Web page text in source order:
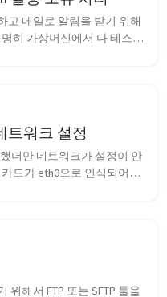
고 메일로 알림을 받기 위해
히 가상머신에서 다 테스트
트워크 설정
더만 네트워크가 설정이 안
드가 eth0으로 인식되어야
위해서 FTP 또는 SFTP 툴을